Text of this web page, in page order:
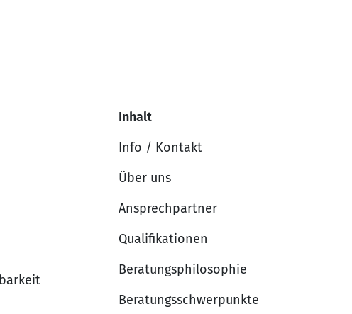
Inhalt
Info / Kontakt
Über uns
Ansprechpartner
Qualifikationen
Beratungsphilosophie
Beratungsschwerpunkte